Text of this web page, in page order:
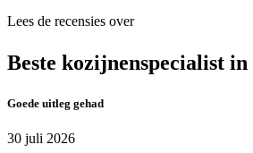
Lees de recensies over
Beste kozijnenspecialist
Goede uitleg gehad
30 juli 2026